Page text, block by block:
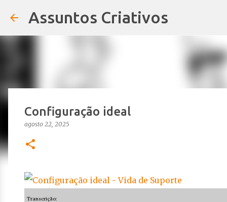
Assuntos Criativos
Configuração ideal
agosto 22, 2025
Transcrição: